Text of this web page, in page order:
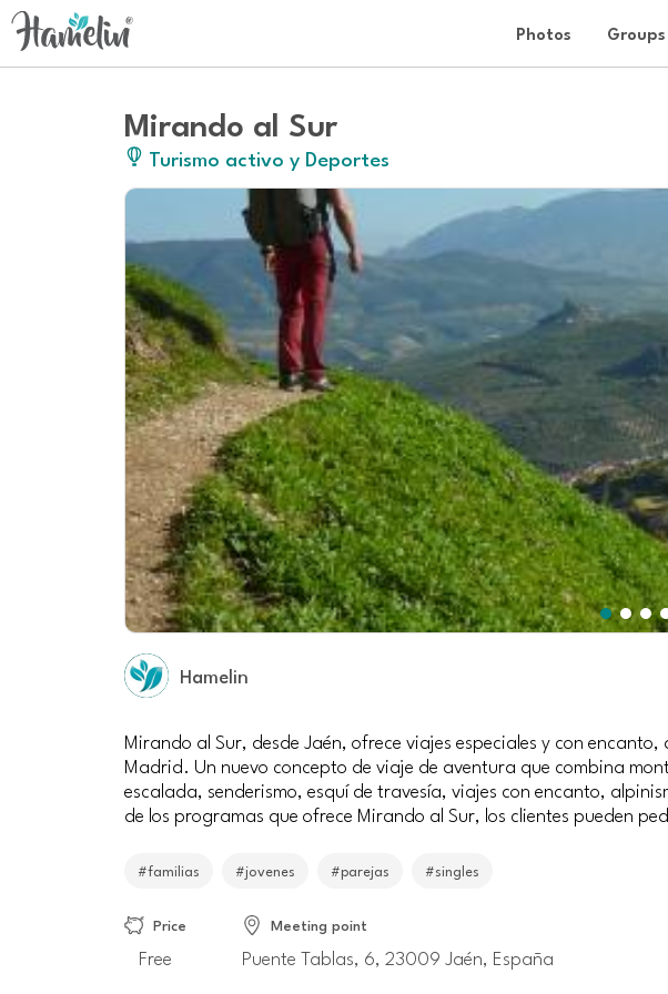
Photos Groups
Mirando al Sur
Turismo activo y Deportes
Hamelin
Mirando al Sur, desde Jaén, ofrece viajes especiales y con
Madrid. Un nuevo concepto de viaje de aventura que combina
escalada, senderismo, esquí de travesía, viajes con encanto,
de los programas que ofrece Mirando al Sur, los clientes pueden
#familias #jovenes #parejas #singles
Price
Free
Meeting point
Puente Tablas, 6, 23009 Jaén, España